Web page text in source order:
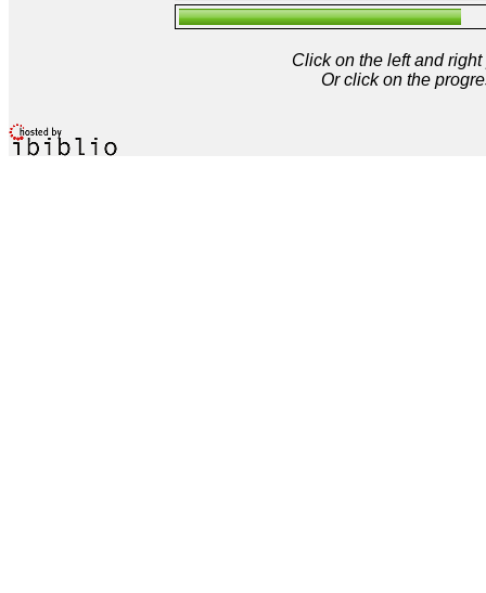
Click on the left and
Or click on the